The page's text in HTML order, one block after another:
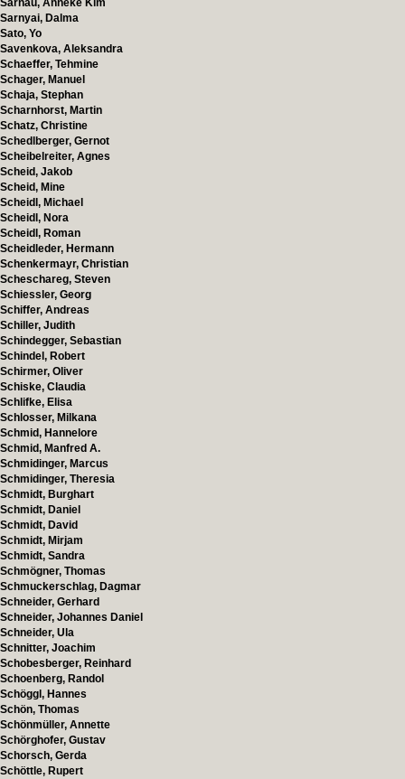
Sarnau, Anneke Kim
Sarnyai, Dalma
Sato, Yo
Savenkova, Aleksandra
Schaeffer, Tehmine
Schager, Manuel
Schaja, Stephan
Scharnhorst, Martin
Schatz, Christine
Schedlberger, Gernot
Scheibelreiter, Agnes
Scheid, Jakob
Scheid, Mine
Scheidl, Michael
Scheidl, Nora
Scheidl, Roman
Scheidleder, Hermann
Schenkermayr, Christian
Scheschareg, Steven
Schiessler, Georg
Schiffer, Andreas
Schiller, Judith
Schindegger, Sebastian
Schindel, Robert
Schirmer, Oliver
Schiske, Claudia
Schlifke, Elisa
Schlosser, Milkana
Schmid, Hannelore
Schmid, Manfred A.
Schmidinger, Marcus
Schmidinger, Theresia
Schmidt, Burghart
Schmidt, Daniel
Schmidt, David
Schmidt, Mirjam
Schmidt, Sandra
Schmögner, Thomas
Schmuckerschlag, Dagmar
Schneider, Gerhard
Schneider, Johannes Daniel
Schneider, Ula
Schnitter, Joachim
Schobesberger, Reinhard
Schoenberg, Randol
Schöggl, Hannes
Schön, Thomas
Schönmüller, Annette
Schörghofer, Gustav
Schorsch, Gerda
Schöttle, Rupert